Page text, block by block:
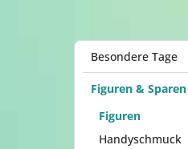
Besondere Tage
Figuren & Sparen
Figuren
Handyschmuck